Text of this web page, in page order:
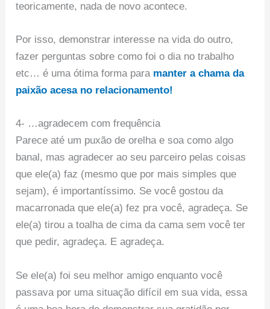
teoricamente, nada de novo acontece.
Por isso, demonstrar interesse na vida do outro,
fazer perguntas sobre como foi o dia no trabalho
etc… é uma ótima forma para manter a chama da
paixão acesa no relacionamento!
4- …agradecem com frequência
Parece até um puxão de orelha e soa como algo
banal, mas agradecer ao seu parceiro pelas coisas
que ele(a) faz (mesmo que por mais simples que
sejam), é importantíssimo. Se você gostou da
macarronada que ele(a) fez pra você, agradeça. Se
ele(a) tirou a toalha de cima da cama sem você ter
que pedir, agradeça. E agradeça.
Se ele(a) foi seu melhor amigo enquanto você
passava por uma situação difícil em sua vida, essa